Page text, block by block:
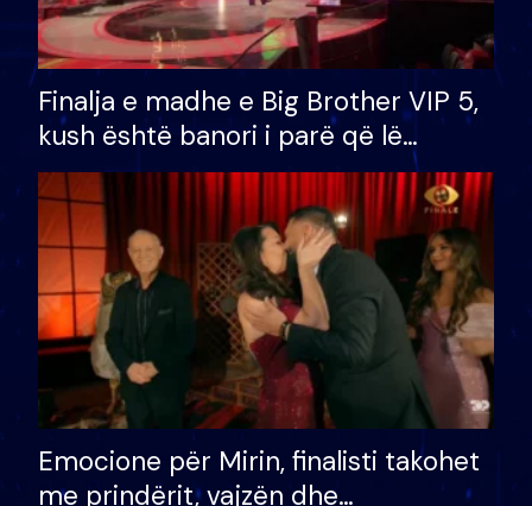
Finalja e madhe e Big Brother VIP 5,
kush është banori i parë që lë
shtëpinë dhe humb mundësinë për
të fituar çmimin e madh
Emocione për Mirin, finalisti takohet
me prindërit, vajzën dhe